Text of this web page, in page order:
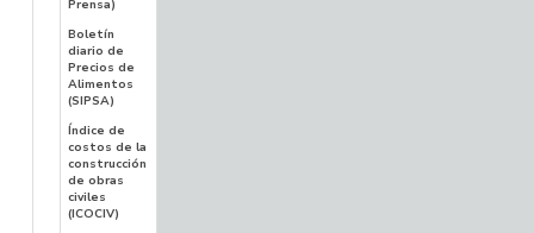
Prensa)
Boletín
diario de
Precios de
Alimentos
(SIPSA)
Índice de
costos de la
construcción
de obras
civiles
(ICOCIV)